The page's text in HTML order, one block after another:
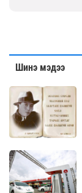
Шинэ мэдээ